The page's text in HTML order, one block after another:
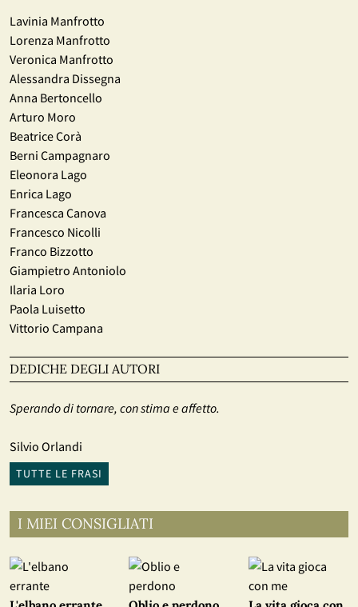
Lavinia Manfrotto
Lorenza Manfrotto
Veronica Manfrotto
Alessandra Dissegna
Anna Bertoncello
Arturo Moro
Beatrice Corà
Berni Campagnaro
Eleonora Lago
Enrica Lago
Francesca Canova
Francesco Nicolli
Franco Bizzotto
Giampietro Antoniolo
Ilaria Loro
Paola Luisetto
Vittorio Campana
DEDICHE DEGLI AUTORI
Sperando di tornare, con stima e affetto.
Silvio Orlandi
TUTTE LE FRASI
I MIEI CONSIGLIATI